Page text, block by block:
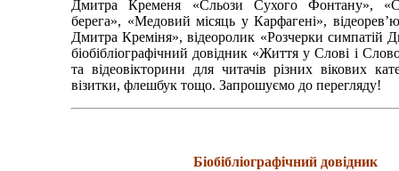
Дмитра Кременя «Сльози Сухого Фонтану»,
берега», «Медовий місяць у Карфагені»,
Дмитра Креміня», відеоролик «Розчерки симпатій
біобібліографічний довідник «Життя у Слові і
та відеовікторини для читачів різних вікових
візитки, флешбук тощо. Запрошуємо до перегляду!
Біобібліографічний довідник